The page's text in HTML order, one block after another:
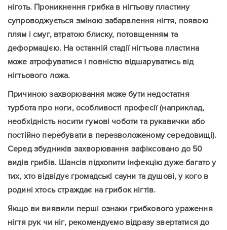
ніготь. Проникнення грибка в нігтьову пластину
супроводжується зміною забарвлення нігтя, появою
плям і смуг, втратою блиску, потовщенням та
деформацією. На останній стадії нігтьова пластина
може атрофуватися і повністю відшаруватись від
нігтьового ложа.
Причиною захворювання може бути недостатня
турбота про ноги, особливості професії (наприклад,
необхідність носити гумові чоботи та рукавички або
постійно перебувати в перезволоженому середовищі).
Серед збудників захворювання зафіксовано до 50
видів грибів. Шансів підхопити інфекцію дуже багато у
тих, хто відвідує громадські сауни та душові, у кого в
родині хтось страждає на грибок нігтів.
Якщо ви виявили перші ознаки грибкового ураження
нігтя рук чи ніг, рекомендуємо відразу звертатися до